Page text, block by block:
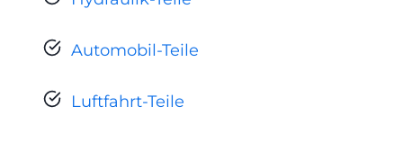
Automobil-Teile
Luftfahrt-Teile